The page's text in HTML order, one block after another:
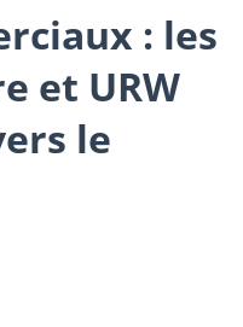
: les
et URW
le